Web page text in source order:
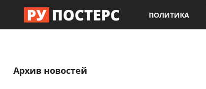
ПОЛИТИКА
Архив новостей